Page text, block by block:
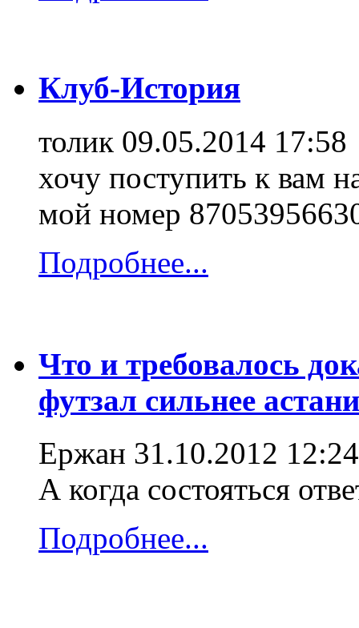
Клуб-История
толик 09.05.2014 17:58
хочу поступить к вам
мой номер
Подробнее...
Что и требовалось
футзал сильнее
Ержан 31.10.2012 12:24
А когда состояться
Подробнее...